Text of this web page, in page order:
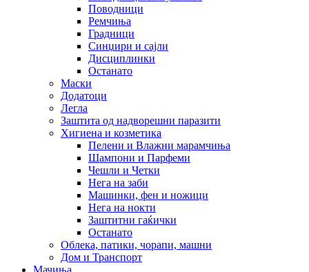
Поводници
Ремчиња
Градници
Синџири и сајли
Дисциплинки
Останато
Маски
Додатоци
Легла
Заштита од надворешни паразити
Хигиена и козметика
Пелени и Влажни марамчиња
Шампони и Парфеми
Чешли и Четки
Нега на заби
Машинки, фен и ножици
Нега на нокти
Заштитни гаќички
Останато
Облека, патики, чорапи, машни
Дом и Транспорт
Мачиња